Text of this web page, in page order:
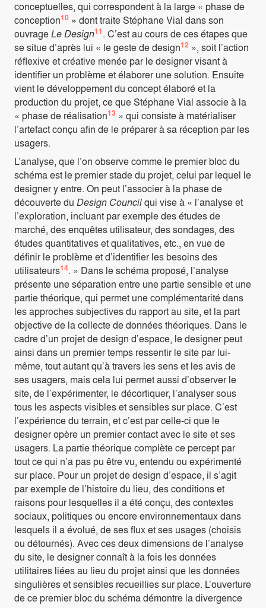
conceptuelles, qui correspondent à la large « phase de
conception10 » dont traite Stéphane Vial dans son
ouvrageLe Design11. C’est au cours de ces étapes que
se situe d’après lui « le geste de design12 », soit l’action
réflexive et créative menée par le designer visant à
identifier un problème et élaborer une solution. Ensuite
vient le développement du concept élaboré et la
production du projet, ce que Stéphane Vial associe à la
« phase de réalisation13 » qui consiste à matérialiser
l’artefact conçu afin de le préparer à sa réception par les
usagers.
L’analyse, que l’on observe comme le premier bloc du
schéma est le premier stade du projet, celui par lequel le
designer y entre. On peut l’associer à la phase de
découverte du Design Councilqui vise à « l’analyse et
l’exploration, incluant par exemple des études de
marché, des enquêtes utilisateur, des sondages, des
études quantitatives et qualitatives, etc., en vue de
définir le problème et d’identifier les besoins des
utilisateurs14. » Dans le schéma proposé, l’analyse
présente une séparation entre une partie sensible et une
partie théorique, qui permet une complémentarité dans
les approches subjectives du rapport au site, et la part
objective de la collecte de données théoriques. Dans le
cadre d’un projet de design d’espace, le designer peut
ainsi dans un premier temps ressentir le site par lui-
même, tout autant qu’à travers les sens et les avis de
ses usagers, mais cela lui permet aussi d’observer le
site, de l’expérimenter, le décortiquer, l’analyser sous
tous les aspects visibles et sensibles sur place. C’est
l’expérience du terrain, et c’est par celle-ci que le
designer opère un premier contact avec le site et ses
usagers. La partie théorique complète ce percept par
tout ce qui n’a pas pu être vu, entendu ou expérimenté
sur place. Pour un projet de design d’espace, il s’agit
par exemple de l’histoire du lieu, des conditions et
raisons pour lesquelles il a été conçu, des contextes
sociaux, politiques ou encore environnementaux dans
lesquels il a évolué, de ses flux et ses usages (choisis
ou détournés). Avec ces deux dimensions de l’analyse
du site, le designer connaît à la fois les données
utilitaires liées au lieu du projet ainsi que les données
singulières et sensibles recueillies sur place. L’ouverture
de ce premier bloc du schéma démontre la divergence